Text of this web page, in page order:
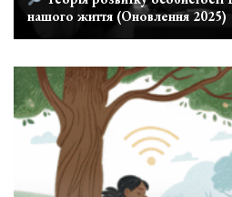
нашого життя (Оновлення 2025)